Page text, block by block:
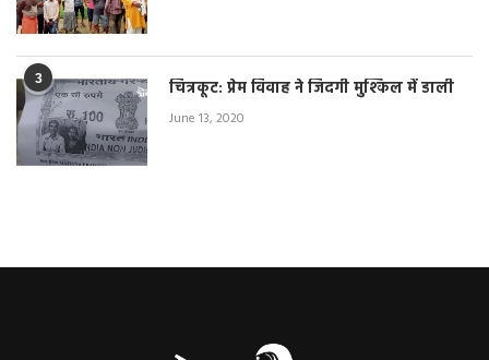
3 चित्रकूट: प्रेम विवाह ने जिंदगी मुश्किल में डाली
June 13, 2020